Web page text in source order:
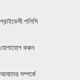
প্রাইভেসী পলিসি
যোগাযোগ করুন
আমাদের সম্পর্কে